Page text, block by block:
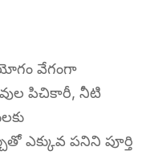
వేగంగా
పిచికారీ, నీటి
ఎక్కువ పనిని పూర్తి